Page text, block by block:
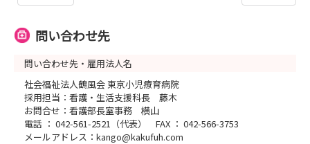
問い合わせ先
問い合わせ先・雇用法人名
社会福祉法人鶴風会 東京小児療育病院
採用担当：看護・生活支援科長 藤木
お問合せ：看護部長室事務 横山
電話 ： 042-561-2521（代表） FAX ： 042-566-3753
メールアドレス：kango@kakufuh.com